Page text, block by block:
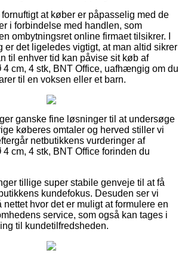
at køber er påpasselig med de
i forbindelse med handlen, som
ombytningsret online firmaet tilsikrer. I
det ligeledes vigtigt, at man altid sikrer
til enhver tid kan påvise sit køb af
4 cm, 4 stk, BNT Office, uafhængig om du
til en voksen eller et barn.
ganske fine løsninger til at undersøge
køberes omtaler og herved stiller vi
netbutikkens vurderinger af
4 cm, 4 stk, BNT Office forinden du
tillige super stabile genveje til at få
kundefokus. Desuden ser vi
nettet hvor det er muligt at formulere en
service, som også kan tages i
til kundetilfredsheden.